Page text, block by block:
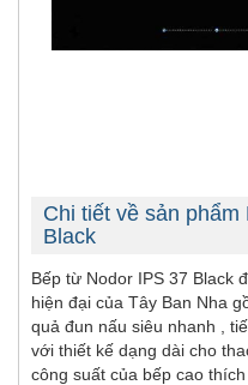
Chi tiết về sản
Black
Bếp từ Nodor IPS 37 Black
hiện đại của Tây Ban Nha
quả đun nấu siêu nhanh ,
với thiết kế dạng dài cho
công suất của bếp cao